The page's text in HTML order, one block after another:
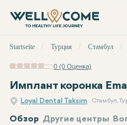
меню
Startseite Турция Стамбул
0 (0 Оценка)
Имплант коронка
Loyal Dental Taksim Стамбул,
Обзор Другие центры